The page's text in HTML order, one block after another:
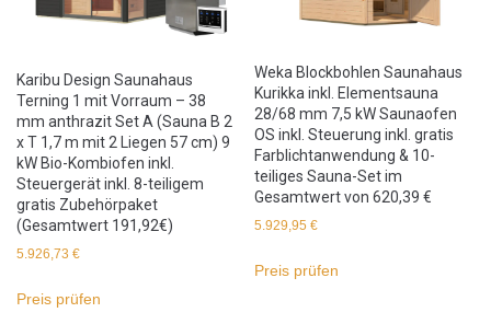
Karibu Design Saunahaus
Terning 1 mit Vorraum – 38
mm anthrazit Set A (Sauna B 2
x T 1,7 m mit 2 Liegen 57 cm) 9
kW Bio-Kombiofen inkl.
Steuergerät inkl. 8-teiligem
gratis Zubehörpaket
(Gesamtwert 191,92€)
5.926,73 €
Preis prüfen
Weka Blockbohlen Saunahaus
Kurikka inkl. Elementsauna
28/68 mm 7,5 kW Saunaofen
OS inkl. Steuerung inkl. gratis
Farblichtanwendung & 10-
teiliges Sauna-Set im
Gesamtwert von 620,39 €
5.929,95€
Preis prüfen